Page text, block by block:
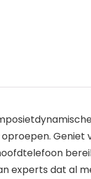
experts dat al